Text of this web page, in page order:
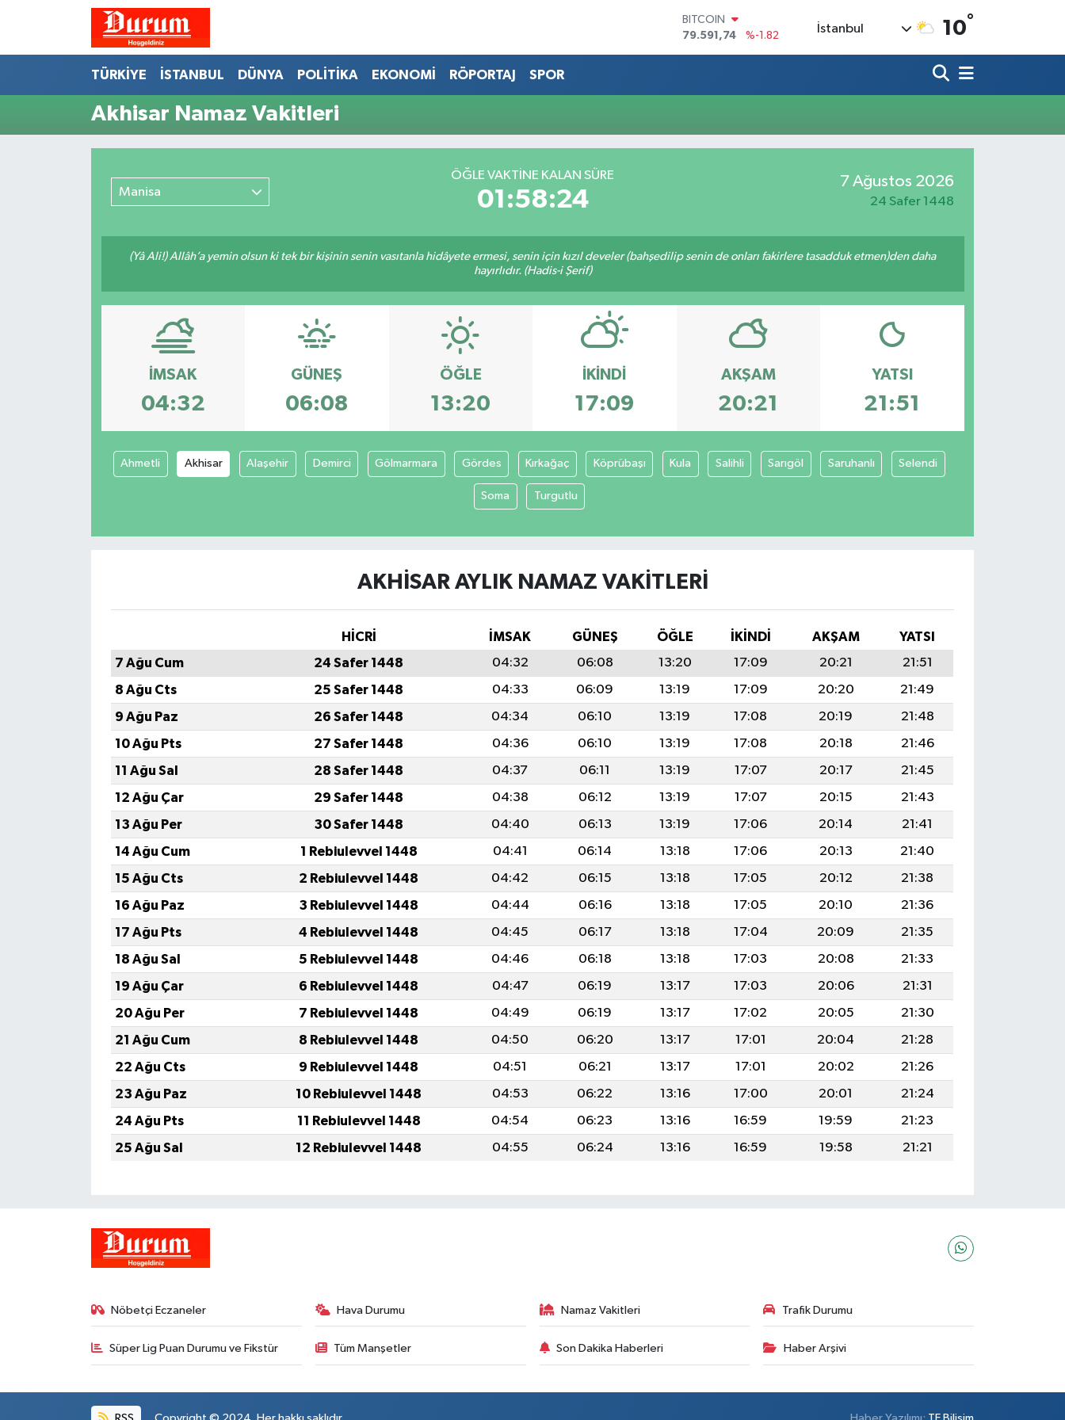
BITCOIN
79.591,74
%-1.82
53,38690
%0.19
G.ALTIN
İstanbul 10°
TÜRKİYE İSTANBUL DÜNYA POLİTİKA EKONOMİ RÖPORTAJ SPOR
Akhisar Namaz Vakitleri
Manisa
ÖĞLE VAKTİNE KALAN SÜRE
01:58:24
7 Ağustos 2026
24 Safer 1448
(Yâ Ali!) Allâh’a yemin olsun ki tek bir kişinin senin vasıtanla hidâyete ermesi, senin için kızıl develer (bahşedilip senin de onları fakirlere tasadduk etmen)den daha
hayırlıdır. (Hadis-i Şerif)
İMSAK
04:32
GÜNEŞ
06:08
ÖĞLE
13:20
İKINDI
17:09
AKŞAM
20:21
YATSI
21:51
Ahmetli Akhisar Alaşehir Demirci Gölmarmara Gördes Kırkağaç Köprübaşı Kula Salihli Sarıgöl Saruhanlı Selendi
Soma Turgutlu
AKHISAR AYLIK NAMAZ VAKITLERI
HİCRİ İMSAK GÜNEŞ ÖĞLE İKINDI AKŞAM
YATSI
7 Ağu Cum
24 Safer 1448 04:32 06:08 13:20 17:09 20:21
21:51
8 Ağu Cts
25 Safer 1448 04:33 06:09 13:19 17:09 20:20
21:49
9 Ağu Paz
26 Safer 1448 04:34 06:10 13:19 17:08 20:19
21:48
10 Ağu Pts
27 Safer 1448 04:36 06:10 13:19 17:08 20:18
21:46
11 Ağu Sal
28 Safer 1448 04:37 06:11 13:19 17:07 20:17
21:45
12 Ağu Çar
29 Safer 1448 04:38 06:12 13:19 17:07 20:15
21:43
13 Ağu Per
30 Safer 1448 04:40 06:13 13:19 17:06 20:14
21:41
14 Ağu Cum
1 Rebiulevvel 1448 04:41 06:14 13:18 17:06 20:13
21:40
15 Ağu Cts
2 Rebiulevvel 1448 04:42 06:15 13:18 17:05 20:12
21:38
16 Ağu Paz
3 Rebiulevvel 1448 04:44 06:16 13:18 17:05 20:10
21:36
17 Ağu Pts
4 Rebiulevvel 1448 04:45 06:17 13:18 17:04 20:09
21:35
18 Ağu Sal
5 Rebiulevvel 1448 04:46 06:18 13:18 17:03 20:08
21:33
19 Ağu Çar
6 Rebiulevvel 1448 04:47 06:19 13:17 17:03 20:06
21:31
20 Ağu Per
7 Rebiulevvel 1448 04:49 06:19 13:17 17:02 20:05
21:30
21 Ağu Cum
8 Rebiulevvel 1448 04:50 06:20 13:17 17:01 20:04
21:28
22 Ağu Cts
9 Rebiulevvel 1448 04:51 06:21 13:17 17:01 20:02
21:26
23 Ağu Paz
10 Rebiulevvel 1448 04:53 06:22 13:16 17:00 20:01
21:24
24 Ağu Pts
11 Rebiulevvel 1448 04:54 06:23 13:16 16:59 19:59
21:23
25 Ağu Sal
12 Rebiulevvel 1448 04:55 06:24 13:16 16:59 19:58 21:21
Nöbetçi Eczaneler Hava Durumu Namaz Vakitleri Trafik Durumu
Süper Lig Puan Durumu ve Fikstür Tüm Manşetler Son Dakika Haberleri Haber Arşivi
Trafik Durumu
Tüm Manşetler
Son Dakika Haberleri